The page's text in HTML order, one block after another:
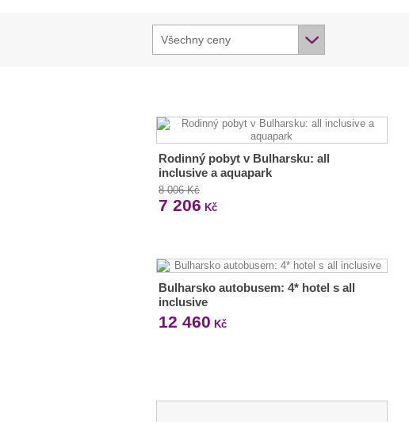
Všechny ceny
Rodinný pobyt v Bulharsku: all
inclusive a aquapark
8 006 Kč
7 206 Kč
Bulharsko autobusem: 4* hotel s all
inclusive
12 460 Kč